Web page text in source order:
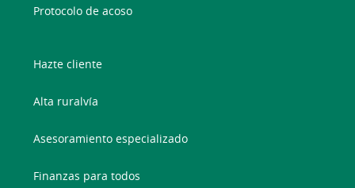
Protocolo de acoso
Hazte cliente
Alta ruralvía
Asesoramiento especializado
Finanzas para todos